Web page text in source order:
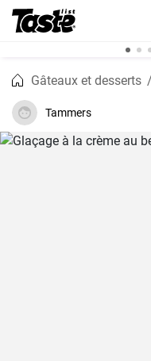
Gâteaux et desserts
Tammers